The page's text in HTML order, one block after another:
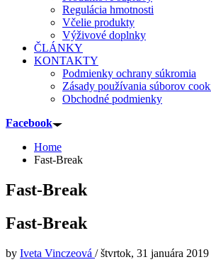
Regulácia hmotnosti
Včelie produkty
Výživové doplnky
ČLÁNKY
KONTAKTY
Podmienky ochrany súkromia
Zásady používania súborov
Obchodné podmienky
Facebook
Home
Fast-Break
Fast-Break
Fast-Break
by Iveta Vinczeová /štvrtok, 31 januára 2019